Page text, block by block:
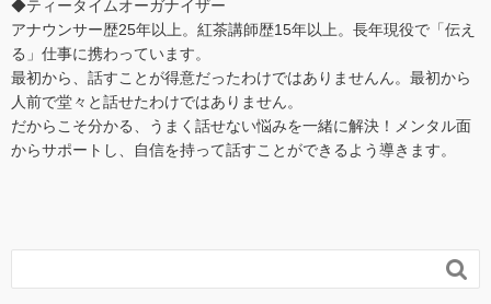
◆ティータイムオーガナイザー
アナウンサー歴25年以上。紅茶講師歴15年以上。長年現役で「伝え
る」仕事に携わっています。
最初から、話すことが得意だったわけではありませんん。最初から
人前で堂々と話せたわけではありません。
だからこそ分かる、うまく話せない悩みを一緒に解決！メンタル面
からサポートし、自信を持って話すことができるよう導きます。
